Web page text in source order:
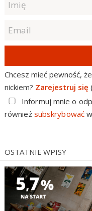
Chcesz mieć pewność,
nickiem? Zarejestruj się
Informuj mnie o
również subskrybować
OSTATNIE WPISY